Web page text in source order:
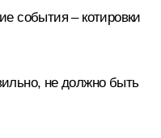
события – котировки
не должно быть